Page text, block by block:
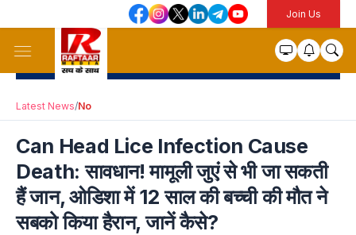
Join Us
Latest News/No
Can Head Lice Infection Cause
Death: सावधान! मामूली जुएं से भी जा सकती
हैं जान, ओडिशा में 12 साल की बच्ची की मौत ने
सबको किया हैरान, जानें कैसे?